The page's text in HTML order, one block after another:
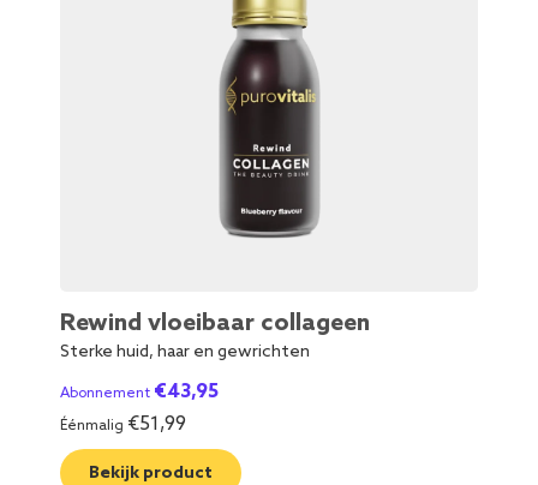
Rewind vloeibaar collageen
Sterke huid, haar en gewrichten
Abonnement €43,95
Éénmalig €51,99
Bekijk product